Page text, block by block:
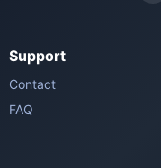
Support
Contact
FAQ